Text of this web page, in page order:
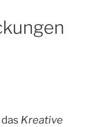
Kreative